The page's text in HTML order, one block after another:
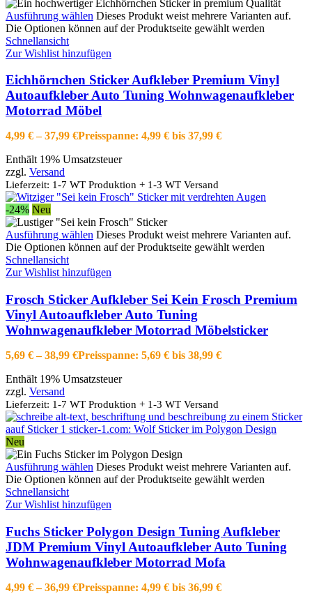
Ausführung wählen Dieses Produkt weist mehrere Varianten auf.
Die Optionen können auf der Produktseite gewählt werden
Schnellansicht
Zur Wishlist hinzufügen
Eichhörnchen Sticker Aufkleber Premium Vinyl
Autoaufkleber Auto Tuning Wohnwagenaufkleber
Motorrad Möbel
4,99 € –37,99 €Preisspanne: 4,99 € bis 37,99 €
Enthält 19% Umsatzsteuer
zzgl. Versand
Lieferzeit: 1-7 WT Produktion + 1-3 WT Versand
-24% Neu
Ausführung wählen Dieses Produkt weist mehrere Varianten auf.
Die Optionen können auf der Produktseite gewählt werden
Schnellansicht
Zur Wishlist hinzufügen
Frosch Sticker Aufkleber Sei Kein Frosch Premium
Vinyl Autoaufkleber Auto Tuning
Wohnwagenaufkleber Motorrad Möbelsticker
5,69 € –38,99 €Preisspanne: 5,69 € bis 38,99 €
Enthält 19% Umsatzsteuer
zzgl. Versand
Lieferzeit: 1-7 WT Produktion + 1-3 WT Versand
Neu
Ausführung wählen Dieses Produkt weist mehrere Varianten auf.
Die Optionen können auf der Produktseite gewählt werden
Schnellansicht
Zur Wishlist hinzufügen
Fuchs Sticker Polygon Design Tuning Aufkleber
JDM Premium Vinyl Autoaufkleber Auto Tuning
Wohnwagenaufkleber Motorrad Mofa
4,99 € –36,99 €Preisspanne: 4,99 € bis 36,99 €